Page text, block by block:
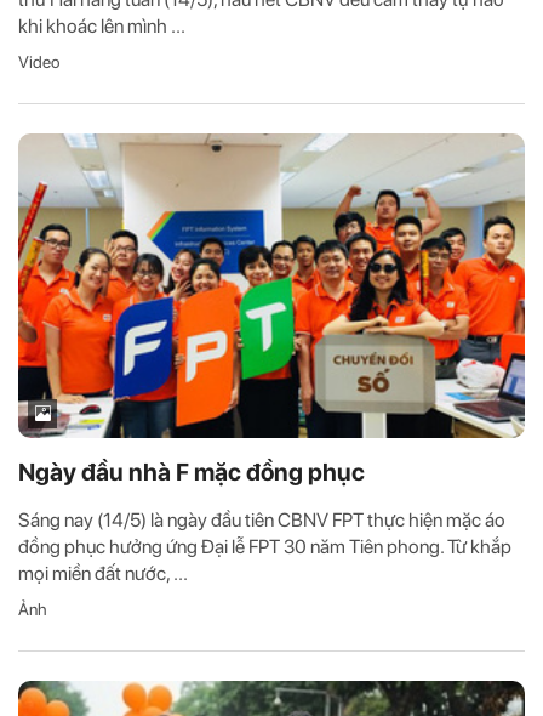
khi khoác lên mình ...
Video
Ngày đầu nhà F mặc đồng phục
Sáng nay (14/5) là ngày đầu tiên CBNV FPT thực hiện mặc áo
đồng phục hưởng ứng Đại lễ FPT 30 năm Tiên phong. Từ khắp
mọi miền đất nước, ...
Ảnh